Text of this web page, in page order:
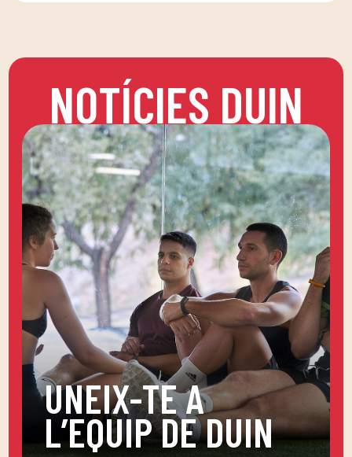
NOTÍCIES DUIN
UNEIX-TE A
L’EQUIP DE DUIN